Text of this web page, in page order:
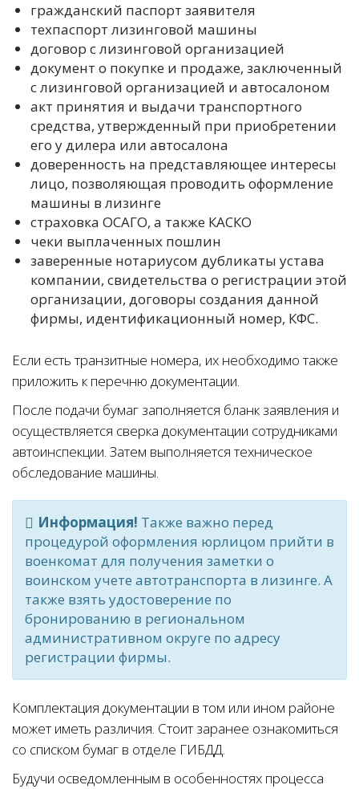
гражданский паспорт заявителя
техпаспорт лизинговой машины
договор с лизинговой организацией
документ о покупке и продаже, заключенный
с лизинговой организацией и автосалоном
акт принятия и выдачи транспортного
средства, утвержденный при приобретении
его у дилера или автосалона
доверенность на представляющее интересы
лицо, позволяющая проводить оформление
машины в лизинге
страховка ОСАГО, а также КАСКО
чеки выплаченных пошлин
заверенные нотариусом дубликаты устава
компании, свидетельства о регистрации этой
организации, договоры создания данной
фирмы, идентификационный номер, КФС.
Если есть транзитные номера, их необходимо также
приложить к перечню документации.
После подачи бумаг заполняется бланк заявления и
осуществляется сверка документации сотрудниками
автоинспекции. Затем выполняется техническое
обследование машины.
Информация! Также важно перед
процедурой оформления юрлицом прийти в
военкомат для получения заметки о
воинском учете автотранспорта в лизинге. А
также взять удостоверение по
бронированию в региональном
административном округе по адресу
регистрации фирмы.
Комплектация документации в том или ином районе
может иметь различия. Стоит заранее ознакомиться
со списком бумаг в отделе ГИБДД.
Будучи осведомленным в особенностях процесса